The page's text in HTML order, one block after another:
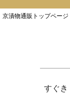
京漬物通販トップページ
すぐき